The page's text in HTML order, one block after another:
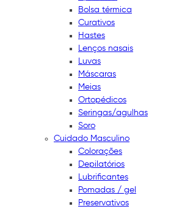
Bolsa térmica
Curativos
Hastes
Lenços nasais
Luvas
Máscaras
Meias
Ortopédicos
Seringas/agulhas
Soro
Cuidado Masculino
Colorações
Depilatórios
Lubrificantes
Pomadas / gel
Preservativos